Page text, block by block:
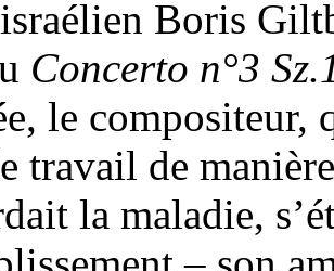
Boris
Concerto n°3
le compositeur,
travail de
la maladie,